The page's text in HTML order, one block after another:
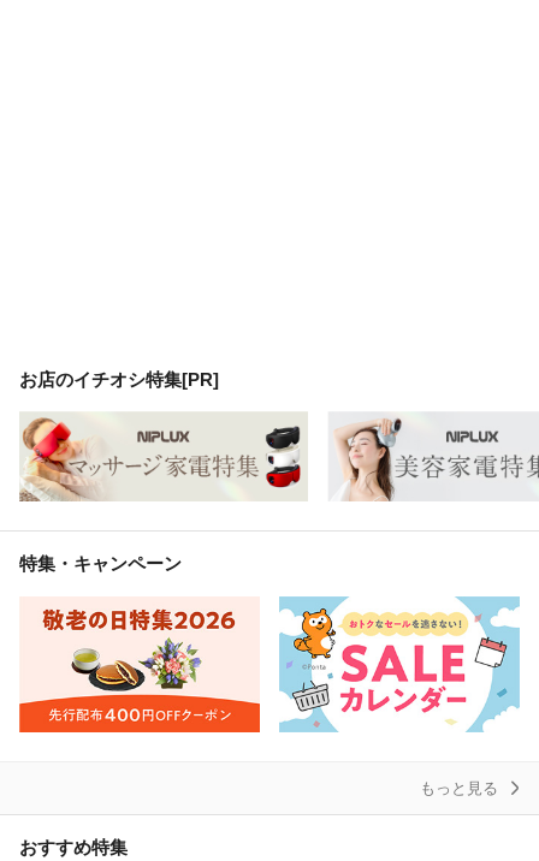
お店のイチオシ特集[PR]
特集・キャンペーン
もっと見る
おすすめ特集